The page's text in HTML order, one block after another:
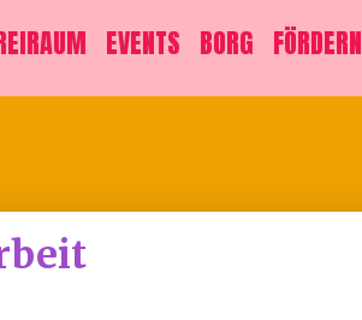
EVENTS BORG FÖRDERN